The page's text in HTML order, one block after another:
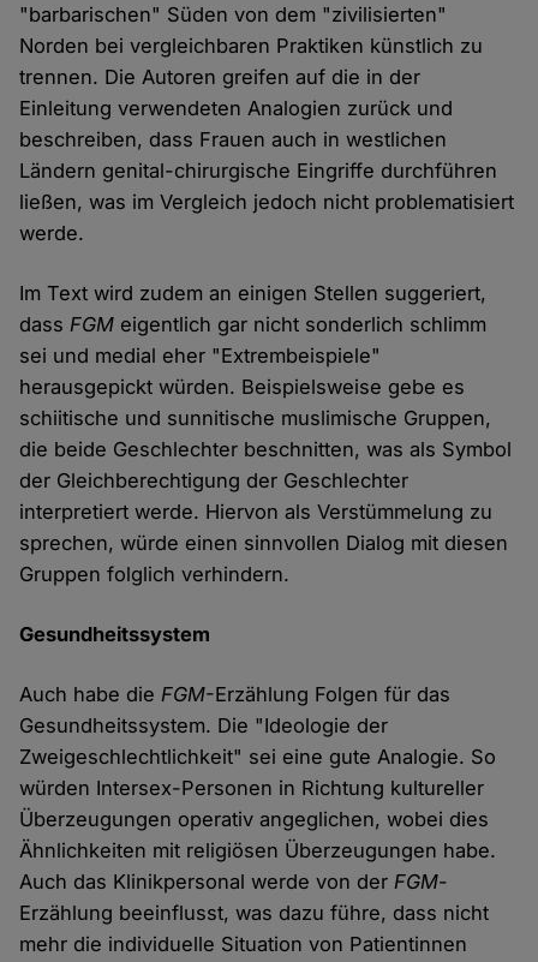
"barbarischen" Süden von dem "zivilisierten"
Norden bei vergleichbaren Praktiken künstlich zu
trennen. Die Autoren greifen auf die in der
Einleitung verwendeten Analogien zurück und
beschreiben, dass Frauen auch in westlichen
Ländern genital-chirurgische Eingriffe durchführen
ließen, was im Vergleich jedoch nicht problematisiert
werde.
Im Text wird zudem an einigen Stellen suggeriert,
dassFGM eigentlich gar nicht sonderlich schlimm
sei und medial eher "Extrembeispiele"
herausgepickt würden. Beispielsweise gebe es
schiitische und sunnitische muslimische Gruppen,
die beide Geschlechter beschnitten, was als Symbol
der Gleichberechtigung der Geschlechter
interpretiert werde. Hiervon als Verstümmelung zu
sprechen, würde einen sinnvollen Dialog mit diesen
Gruppen folglich verhindern.
Gesundheitssystem
Auch habe dieFGM-Erzählung Folgen für das
Gesundheitssystem. Die "Ideologie der
Zweigeschlechtlichkeit" sei eine gute Analogie. So
würden Intersex-Personen in Richtung kultureller
Überzeugungen operativ angeglichen, wobei dies
Ähnlichkeiten mit religiösen Überzeugungen habe.
Auch das Klinikpersonal werde von derFGM-
Erzählung beeinflusst, was dazu führe, dass nicht
mehr die individuelle Situation von Patientinnen